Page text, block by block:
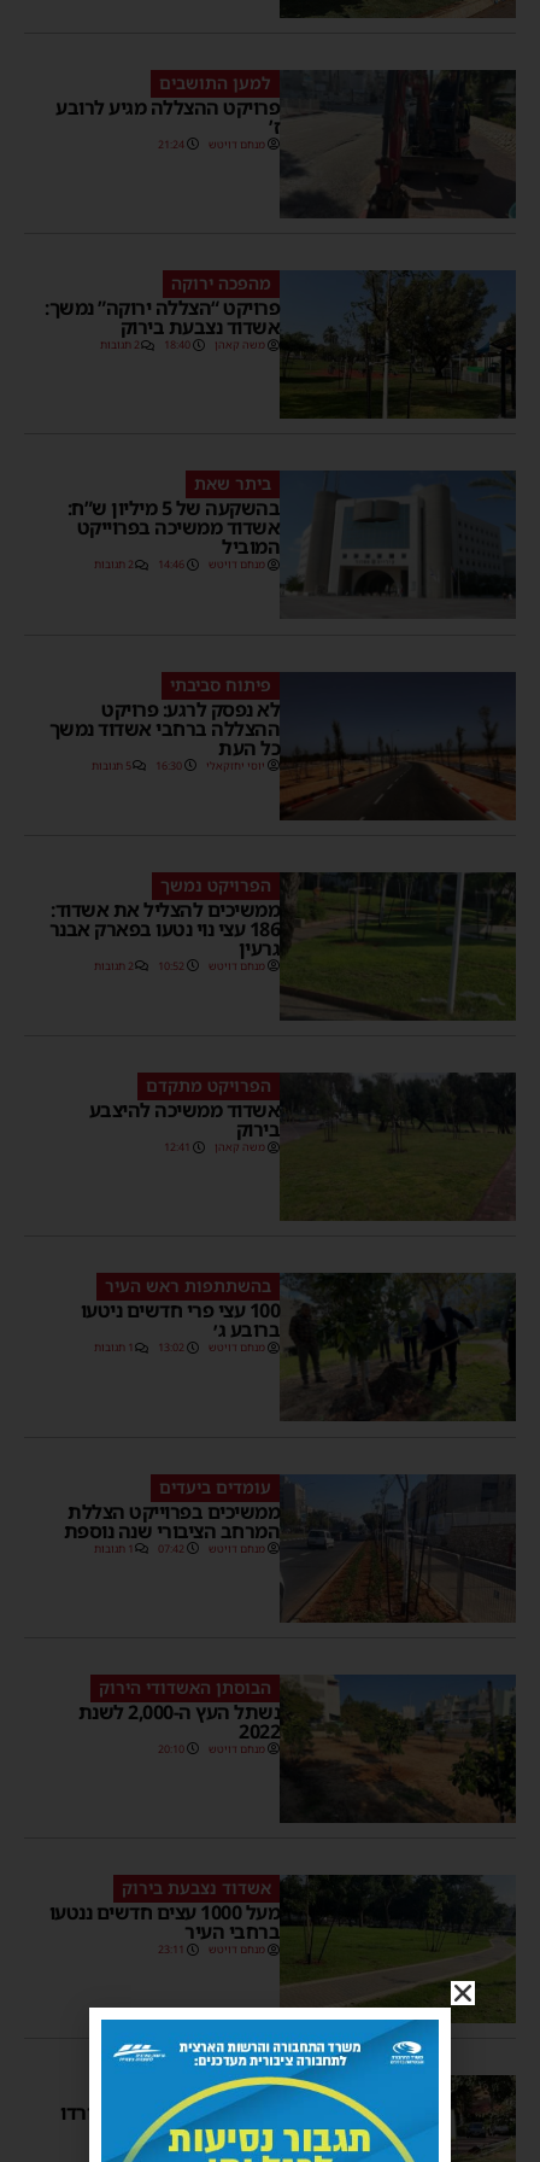
למען התושבים
פרויקט ההצללה מגיע לרובע
ז’
מנחם דויטש 21:24
מהפכה ירוקה
פרויקט “הצללה ירוקה” נמשך:
אשדוד נצבעת בירוק
משה קאהן 18:40 2 תגובות
ביתר שאת
בהשקעה של 5 מיליון ש”ח:
אשדוד ממשיכה בפרוייקט
המוביל
מנחם דויטש 14:46 2 תגובות
פיתוח סביבתי
לא נפסק לרגע: פרויקט
ההצללה ברחבי אשדוד נמשך
כל העת
יוסי יחזקאלי 16:30 5 תגובות
הפרויקט נמשך
ממשיכים להצליל את אשדוד:
186 עצי נוי נטעו בפארק אבנר
גרעין
מנחם דויטש 10:52 2 תגובות
הפרויקט מתקדם
אשדוד ממשיכה להיצבע
בירוק
משה קאהן 12:41
בהשתתפות ראש העיר
100 עצי פרי חדשים ניטעו
ברובע ג׳
מנחם דויטש 13:02 1 תגובות
עומדים ביעדים
ממשיכים בפרוייקט הצללת
המרחב הציבורי שנה נוספת
מנחם דויטש 07:42 1 תגובות
הבוסתן האשדודי הירוק
נשתל העץ ה-2,000 לשנת
2022
מנחם דויטש 20:10
אשדוד נצבעת בירוק
מעל 1000 עצים חדשים ננטעו
ברחבי העיר
מנחם דויטש 23:11
פרויקט הצללה ירוקה
העץ ה-1,000 ניטע בגן בורדו
מנחם דויטש 09:54